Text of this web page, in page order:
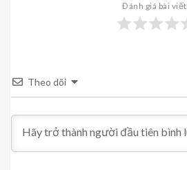
Đánh giá bài viết
Theo dõi